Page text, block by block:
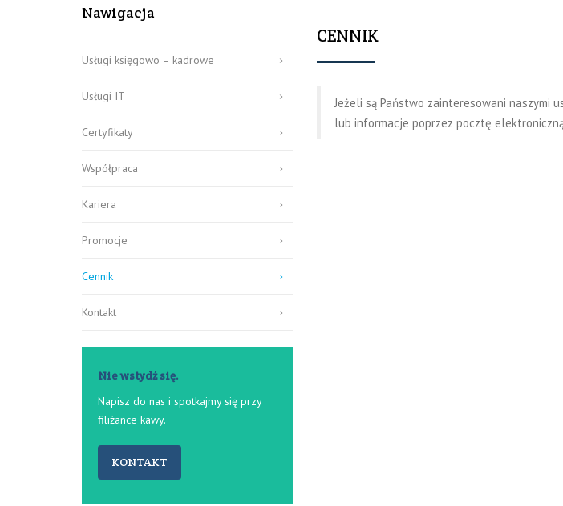
Nawigacja
Usługi księgowo – kadrowe
Usługi IT
Certyfikaty
Współpraca
Kariera
Promocje
Cennik
Kontakt
Nie wstydź się.
Napisz do nas i spotkajmy się przy
filiżance kawy.
KONTAKT
CENNIK
Jeżeli są Państwo zainteresowani naszymi
lub informacje poprzez pocztę